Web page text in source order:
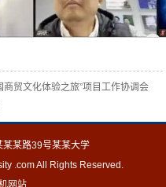
贸文化体验之旅”项目工作协调会
某路39号某某大学
.com All Rights Reserved.